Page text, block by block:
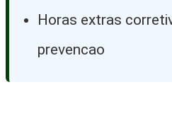
Horas extras
prevencao